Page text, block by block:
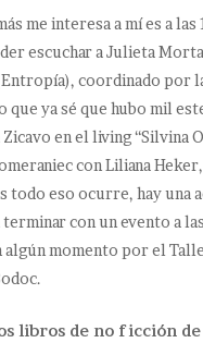
me interesa a mí es a
escuchar a Julieta
coordinado por
que ya sé que hubo mil
Zicavo en el living “Silvina
con Liliana
todo eso ocurre, hay una
terminar con un evento a
algún momento por el
libros de no ficción de